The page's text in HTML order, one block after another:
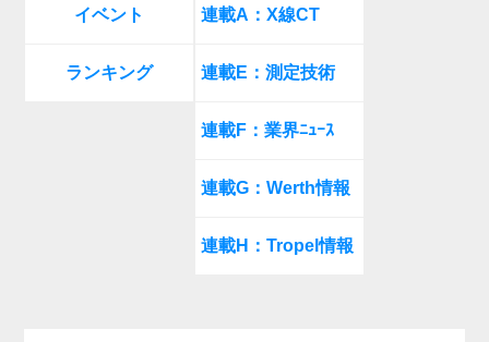
イベント
ランキング
連載A：X線CT
連載E：測定技術
連載F：業界ﾆｭｰｽ
連載G：Werth情報
連載H：Tropel情報